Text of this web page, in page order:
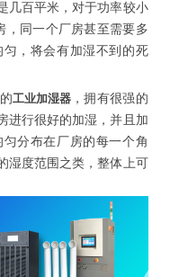
百平米，对于功率较小
，同一个厂房甚至需要多
，将会有加湿不到的死
工业加湿器，拥有很强的
进行很好的加湿，并且加
分布在厂房的每一个角
湿度范围之类，整体上可